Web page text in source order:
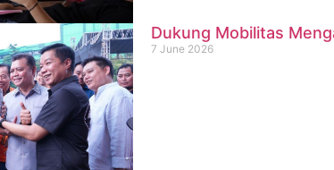
Dukung Mobilitas
7 June 2026